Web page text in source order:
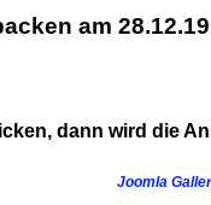
am
dann wird die
Joomla